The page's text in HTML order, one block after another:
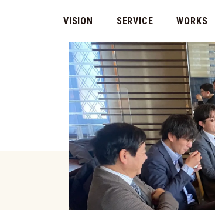
VISION SERVICE WORKS